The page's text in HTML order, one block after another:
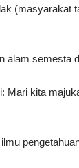
(masyarakat
alam semesta
Mari kita